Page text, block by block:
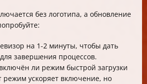
без логотипа, а обновление
на 1-2 минуты, чтобы дать
завершения процессов.
ли режим быстрой загрузки
режим ускоряет включение, но